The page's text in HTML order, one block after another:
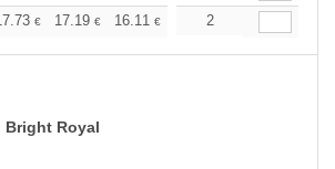
€ 17.19 € 16.11 € 15.31
2
Bright Royal